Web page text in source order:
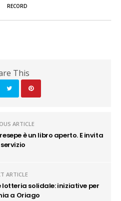
RECORD
This
ARTICLE
è un libro aperto. E invita
ARTICLE
lotteria solidale: iniziative per
a Oriago